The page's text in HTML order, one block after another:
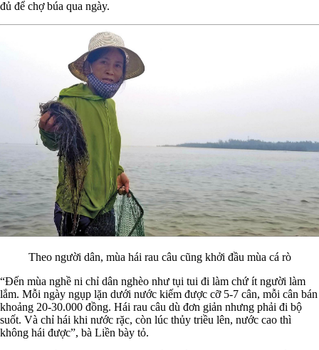
đủ để chợ búa qua ngày.
Theo người dân, mùa hái rau câu cũng khởi đầu mùa cá rò
“Đến mùa nghề ni chỉ dân nghèo như tụi tui đi làm chứ ít người làm
lắm. Mỗi ngày ngụp lặn dưới nước kiếm được cỡ 5-7 cân, mỗi cân bán
khoảng 20-30.000 đồng. Hái rau câu dù đơn giản nhưng phải đi bộ
suốt. Và chỉ hái khi nước rặc, còn lúc thủy triều lên, nước cao thì
không hái được”, bà Liền bày tỏ.